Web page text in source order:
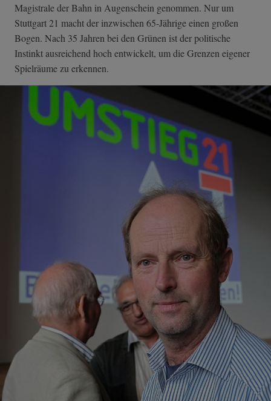
Magistrale der Bahn in Augenschein genommen. Nur um
Stuttgart 21 macht der inzwischen 65-Jährige einen großen
Bogen. Nach 35 Jahren bei den Grünen ist der politische
Instinkt ausreichend hoch entwickelt, um die Grenzen eigener
Spielräume zu erkennen.